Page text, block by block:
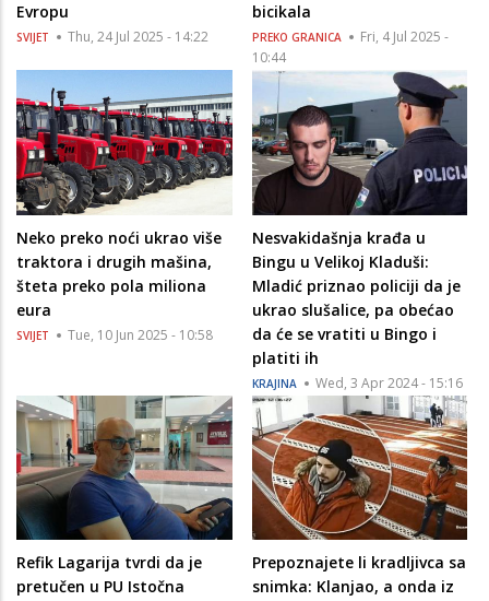
Evropu
SVIJET Thu, 24 Jul 2025 - 14:22
bicikala
PREKO GRANICA
Fri, 4 Jul 2025 -
10:44
Neko preko noći ukrao više
traktora i drugih mašina,
šteta preko pola miliona
eura
SVIJET Tue, 10 Jun 2025 - 10:58
Nesvakidašnja krađa u
Bingu u Velikoj Kladuši:
Mladić priznao policiji da je
ukrao slušalice, pa obećao
da će se vratiti u Bingo i
platiti ih
KRAJINA Wed, 3 Apr 2024 - 15:16
Refik Lagarija tvrdi da je
pretučen u PU Istočna
Prepoznajete li kradljivca sa
snimka: Klanjao, a onda iz